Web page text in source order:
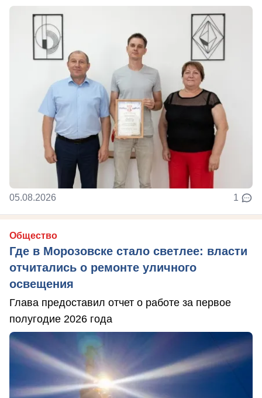
05.08.2026 1
Общество
Где в Морозовске стало светлее: власти
отчитались о ремонте уличного
освещения
Глава предоставил отчет о работе за первое
полугодие 2026 года